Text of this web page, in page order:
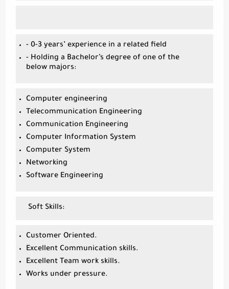
- 0-3 years’ experience in a related field
- Holding a Bachelor’s degree of one of the
below majors:
Computer engineering
Telecommunication Engineering
Communication Engineering
Computer Information System
Computer System
Networking
Software Engineering
Soft Skills:
Customer Oriented.
Excellent Communication skills.
Excellent Team work skills.
Works under pressure.